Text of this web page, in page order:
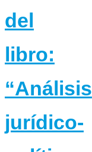
del
libro:
“Análisis
jurídico-